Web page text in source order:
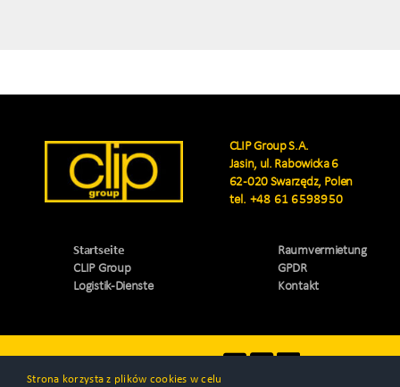
CLIP Group S.A.
Jasin, ul. Rabowicka 6
62-020 Swarzędz, Polen
tel. +48 61 6598950
Startseite
CLIP Group
Logistik-Dienste
Raumvermietung
GPDR
Kontakt
Strona korzysta z plików cookies w celu